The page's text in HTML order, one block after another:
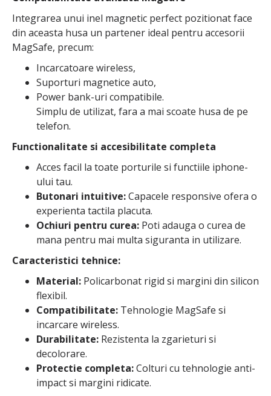
Integrarea unui inel magnetic perfect pozitionat face
din aceasta husa un partener ideal pentru accesorii
MagSafe, precum:
Incarcatoare wireless,
Suporturi magnetice auto,
Power bank-uri compatibile.
Simplu de utilizat, fara a mai scoate husa de pe
telefon.
Functionalitate si accesibilitate completa
Acces facil la toate porturile si functiile iphone-
ului tau.
Butonari intuitive:Capacele responsive ofera o
experienta tactila placuta.
Ochiuri pentru curea: Poti adauga o curea de
mana pentru mai multa siguranta in utilizare.
Caracteristici tehnice:
Material: Policarbonat rigid si margini din silicon
flexibil.
Compatibilitate: Tehnologie MagSafe si
incarcare wireless.
Durabilitate: Rezistenta la zgarieturi si
decolorare.
Protectie completa:Colturi cu tehnologie anti-
impact si margini ridicate.